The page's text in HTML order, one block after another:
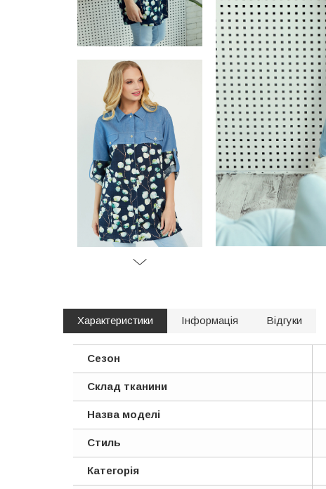
Характеристики Інформація Відгуки
Сезон
Склад тканини
Назва моделі
Стиль
Категорія